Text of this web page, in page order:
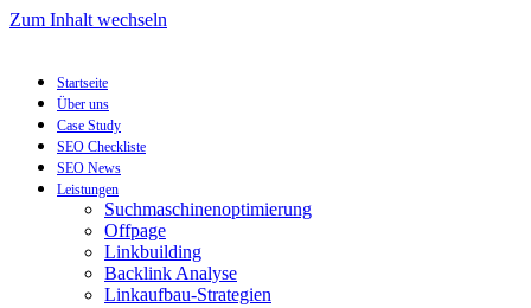
Zum Inhalt wechseln
Startseite
Über uns
Case Study
SEO Checkliste
SEO News
Leistungen
Suchmaschinenoptimierung
Offpage
Linkbuilding
Backlink Analyse
Linkaufbau-Strategien